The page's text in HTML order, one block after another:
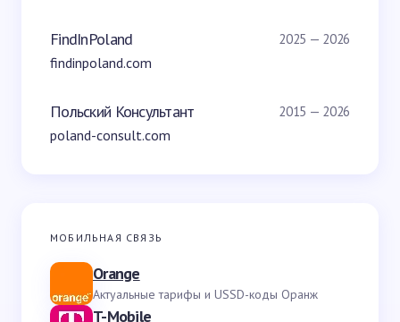
FindInPoland 2025 — 2026
findinpoland.com
Польский Консультант 2015 — 2026
poland-consult.com
МОБИЛЬНАЯ СВЯЗЬ
Orange
Актуальные тарифы и USSD-коды Оранж
T-Mobile